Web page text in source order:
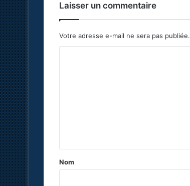
Laisser un commentaire
Votre adresse e-mail ne sera pas publiée.
a
Nom